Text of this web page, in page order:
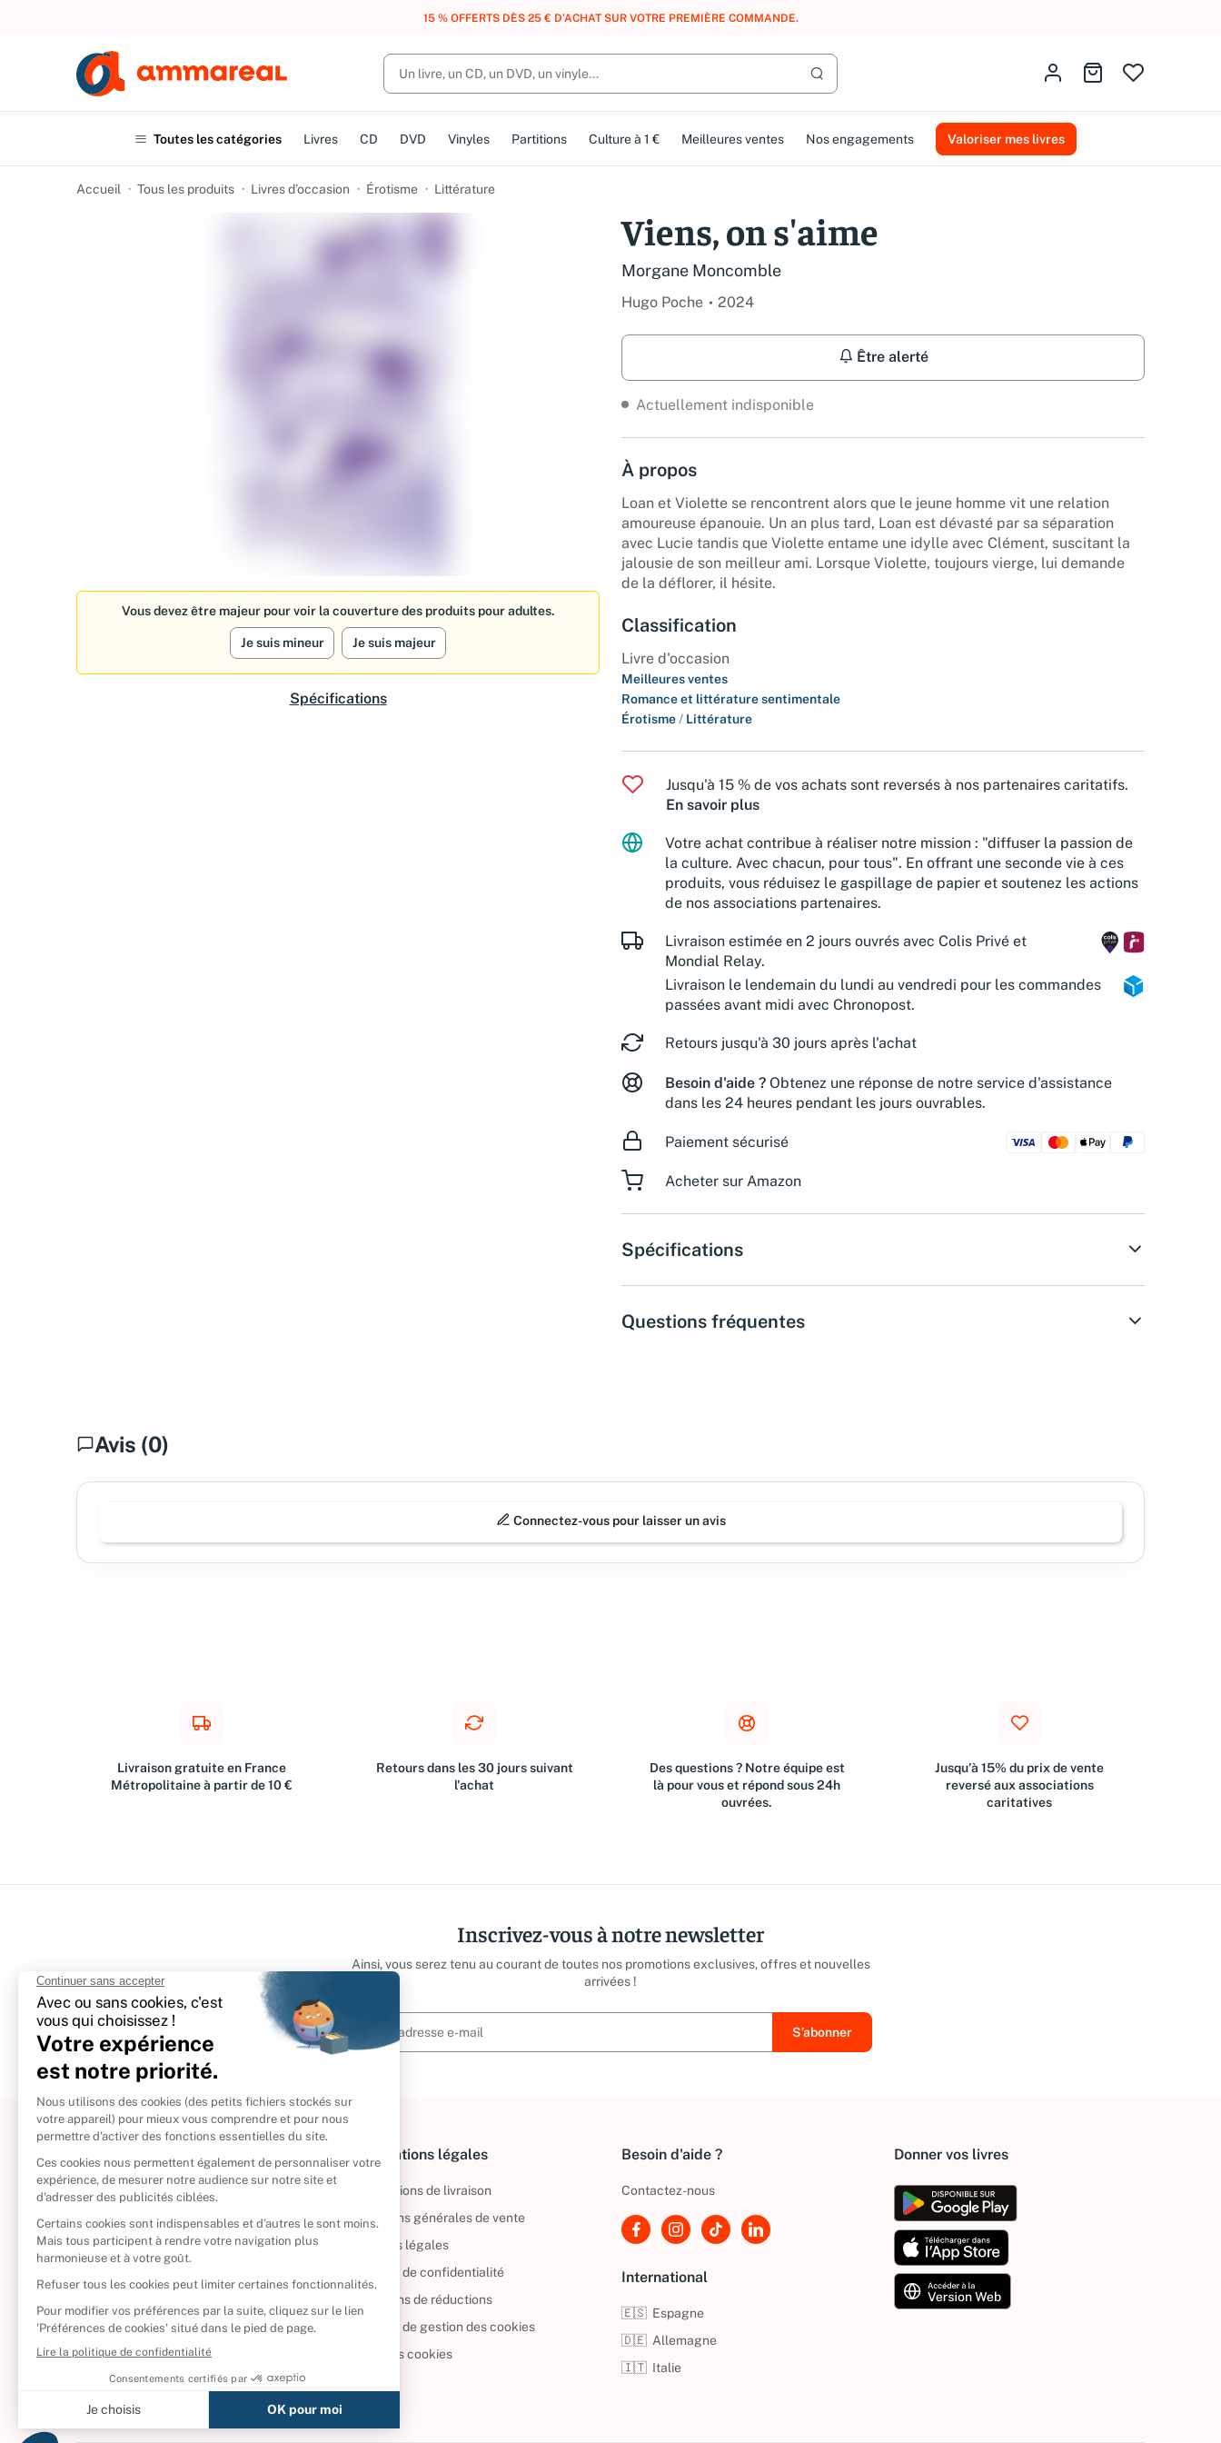
15 % OFFERTS DÈS 25 € D’ACHAT SUR VOTRE PREMIÈRE COMMANDE.
Lancer la recherche
Identifiez-vousAller au panier
Toutes les catégories Livres CD DVD Vinyles Partitions Culture à 1 € Meilleures ventes Nos engagements Valoriser mes livres
Accueil Tous les produits Livres d’occasion Érotisme Littérature
Vous devez être majeur pour voir la couverture des produits pour adultes.
Je suis mineur Je suis majeur
Spécifications
Viens, on s'aime
Morgane Moncomble
Hugo Poche 2024
Être alerté
Actuellement indisponible
À propos
Loan et Violette se rencontrent alors que le jeune homme vit une relation
amoureuse épanouie. Un an plus tard, Loan est dévasté par sa séparation
avec Lucie tandis que Violette entame une idylle avec Clément, suscitant la
jalousie de son meilleur ami. Lorsque Violette, toujours vierge, lui demande
de la déflorer, il hésite.
Classification
Livre d'occasion
Meilleures ventes
Romance et littérature sentimentale
Érotisme / Littérature
Jusqu'à 15 % de vos achats sont reversés à nos partenaires caritatifs.
En savoir plus
Votre achat contribue à réaliser notre mission : "diffuser la passion de
la culture. Avec chacun, pour tous". En offrant une seconde vie à ces
produits, vous réduisez le gaspillage de papier et soutenez les actions
de nos associations partenaires.
Livraison estimée en 2 jours ouvrés avec Colis Privé et
Mondial Relay.
Livraison le lendemain du lundi au vendredi pour les commandes
passées avant midi avec Chronopost.
Retours jusqu'à 30 jours après l'achat
Besoin d'aide ? Obtenez une réponse de notre service d'assistance
dans les 24 heures pendant les jours ouvrables.
Paiement sécurisé
Acheter sur Amazon
Spécifications
Questions fréquentes
Avis (0)
Connectez-vous pour laisser un avis
Livraison gratuite en France
Métropolitaine à partir de 10 €
Retours dans les 30 jours suivant
l'achat
Des questions ? Notre équipe est
là pour vous et répond sous 24h
ouvrées.
Jusqu'à 15% du prix de vente
reversé aux associations
caritatives
Inscrivez-vous à notre newsletter
Ainsi, vous serez tenu au courant de toutes nos promotions exclusives, offres et nouvelles
arrivées !
À propos
Politique de retour
Reprendre vos livres
Qui sommes-nous ?
CD d'occasion
DVD d'occasion
Livres d’occasion
Informations légales
Informations de livraison
Conditions générales de vente
Mentions légales
Politique de confidentialité
Conditions de réductions
Politique de gestion des cookies
Gérer vos cookies
Besoin d'aide ?
Contactez-nous
International
🇪🇸 Espagne
🇩🇪 Allemagne
🇮🇹 Italie
Donner vos livres